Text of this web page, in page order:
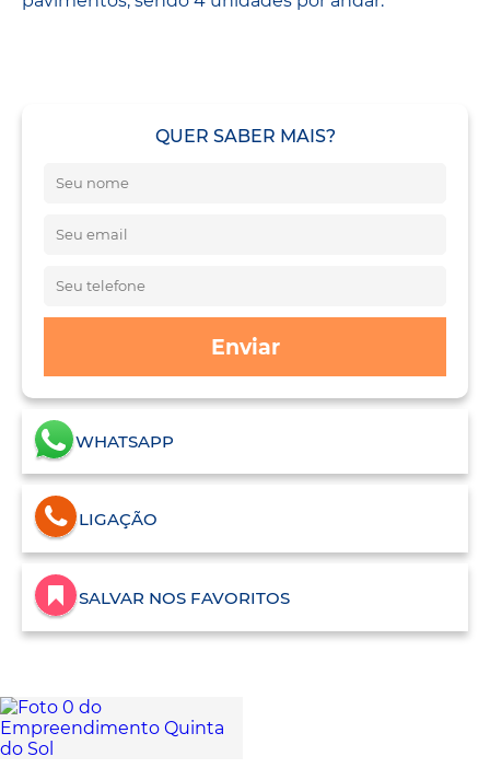
QUER SABER MAIS?
Enviar
WHATSAPP
LIGAÇÃO
SALVAR NOS FAVORITOS